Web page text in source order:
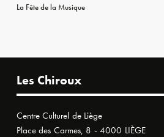
La Fête de la Musique
Les Chiroux
Centre Culturel de Liège
Place des Carmes, 8 - 4000 LIÈGE